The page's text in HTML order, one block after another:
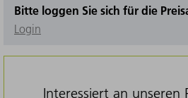
Bitte loggen Sie sich für die
Login
Interessiert an unseren